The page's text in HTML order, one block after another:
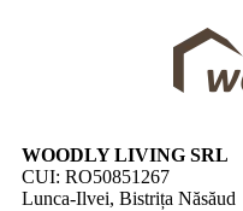
WOODLY LIVING SRL
CUI: RO50851267
Lunca-Ilvei, Bistrița Năsăud